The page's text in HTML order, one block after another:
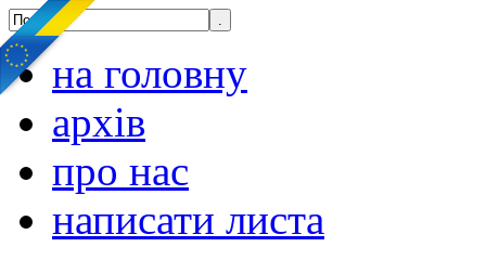
на головну
архів
про нас
написати листа